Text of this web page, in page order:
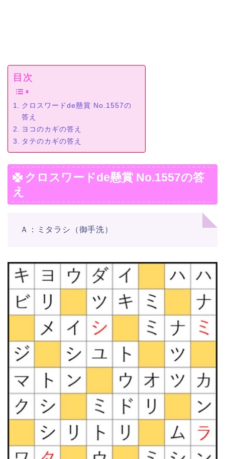
目次
クロスワードde懸賞 No.1557の
答え
ヨコのカギの答え
タテのカギの答え
クロスワードde懸賞 No.1557の答
え
Ａ：ミタラシ（御手洗）